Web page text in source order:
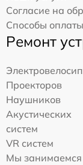
Согласие на
Способы оплаты
Ремонт
Проекторов
Наушников
Акустических
систем
VR систем
Мы занимаемся